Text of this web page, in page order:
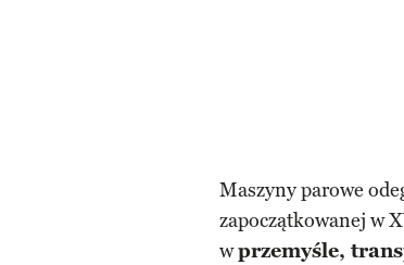
Maszyny parowe
zapoczątkowanej w
wprzemyśle,